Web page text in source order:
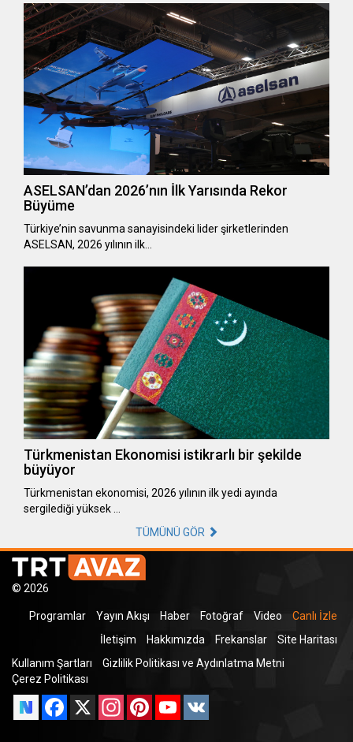
ASELSAN’dan 2026’nın İlk Yarısında Rekor
Büyüme
Türkiye’nin savunma sanayisindeki lider şirketlerinden
ASELSAN, 2026 yılının ilk…
Türkmenistan Ekonomisi istikrarlı bir şekilde
büyüyor
Türkmenistan ekonomisi, 2026 yılının ilk yedi ayında
sergilediği yüksek …
TÜMÜNÜ GÖR
© 2026
Programlar Yayın Akışı Haber Fotoğraf Video
Canlı İzle
İletişim
Hakkımızda Frekanslar
Site Haritası
Kullanım Şartları
Gizlilik Politikası ve Aydınlatma Metni
Çerez Politikası
Facebook
X InstagramPinterestYouTube